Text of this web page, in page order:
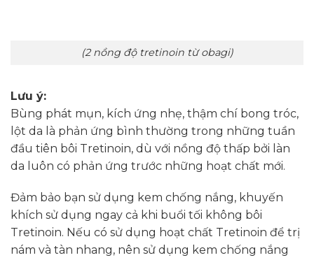
(2 nồng độ tretinoin từ obagi)
Lưu ý:
Bùng phát mụn, kích ứng nhẹ, thậm chí bong tróc,
lột da là phản ứng bình thường trong những tuần
đầu tiên bôi Tretinoin, dù với nồng độ thấp bởi làn
da luôn có phản ứng trước những hoạt chất mới.
Đảm bảo bạn sử dụng kem chống nắng, khuyến
khích sử dụng ngay cả khi buổi tối không bôi
Tretinoin. Nếu có sử dụng hoạt chất Tretinoin để trị
nám và tàn nhang, nên sử dụng kem chống nắng